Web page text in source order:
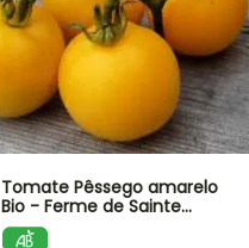
Tomate Pêssego amarelo
Bio - Ferme de Sainte…